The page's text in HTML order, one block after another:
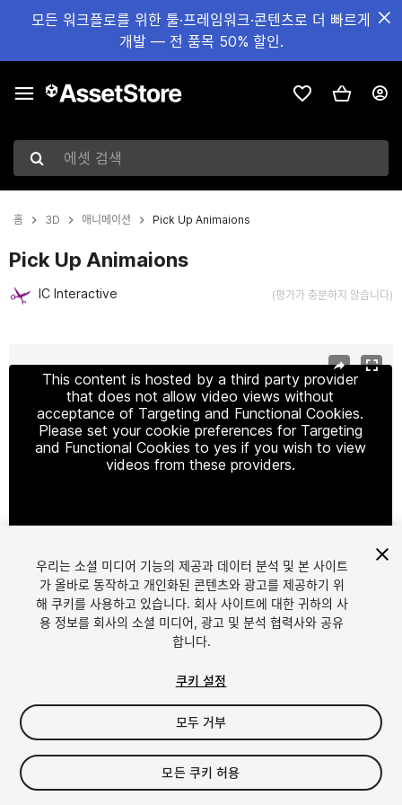
모든 워크플로를 위한 툴·프레임워크·콘텐츠로 더 빠르게
개발 — 전 품목 50% 할인.
에셋 검색
홈 3D 애니메이션 Pick Up Animaions
Pick Up Animaions
IC Interactive (평가가 충분하지 않습니다)
This content is hosted by a third party provider
that does not allow video views without
acceptance of Targeting and Functional Cookies.
Please set your cookie preferences for Targeting
and Functional Cookies to yes if you wish to view
videos from these providers.
1/6
$4.99
세금/부가세는 결제 시 반영됩니다.
우리는 소셜 미디어 기능의 제공과 데이터 분석 및 본 사이트
가 올바로 동작하고 개인화된 콘텐츠와 광고를 제공하기 위
해 쿠키를 사용하고 있습니다. 회사 사이트에 대한 귀하의 사
용 정보를 회사의 소셜 미디어, 광고 및 분석 협력사와 공유
합니다.
쿠키 설정
모두 거부
모든 쿠키 허용